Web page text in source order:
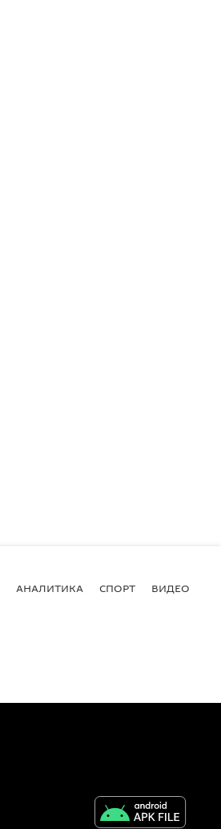
АНАЛИТИКА СПОРТ ВИДЕО